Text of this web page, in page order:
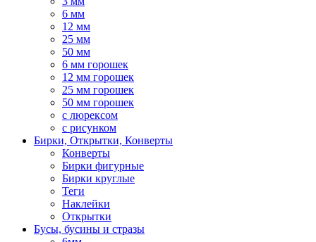
6 мм
12 мм
25 мм
50 мм
6 мм горошек
12 мм горошек
25 мм горошек
50 мм горошек
с люрексом
с рисунком
Бирки, Oткрытки, Конверты
Конверты
Бирки фигурные
Бирки круглые
Теги
Наклейки
Открытки
Бусы, бусины и стразы